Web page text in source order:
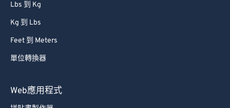
Lbs 到 Kg
Kg 到 Lbs
Feet 到 Meters
單位轉換器
Web應用程式